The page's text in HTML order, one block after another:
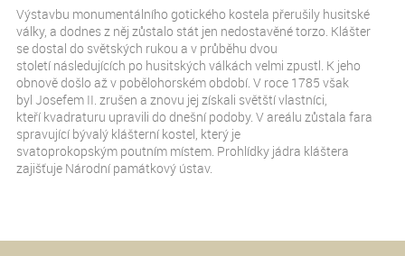
Výstavbu monumentálního gotického kostela přerušily husitské
války, a dodnes z něj zůstalo stát jen nedostavěné torzo. Klášter
se dostal do světských rukou a v průběhu dvou
století následujících po husitských válkách velmi zpustl. K jeho
obnově došlo až v pobělohorském období. V roce 1785 však
byl Josefem II. zrušen a znovu jej získali světští vlastníci,
kteří kvadraturu upravili do dnešní podoby. V areálu zůstala fara
spravující bývalý klášterní kostel, který je
svatoprokopským poutním místem. Prohlídky jádra kláštera
zajišťuje Národní památkový ústav.